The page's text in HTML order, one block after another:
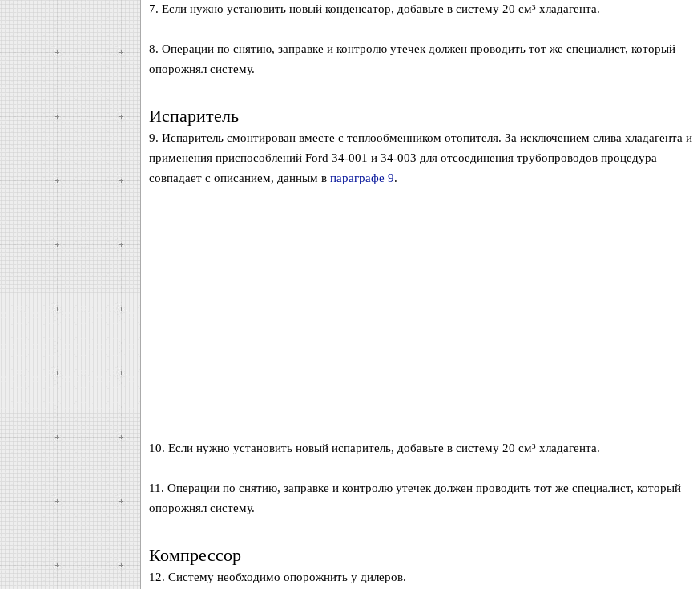
7. Если нужно установить новый конденсатор, добавьте в систему 20 см³ хладагента.
8. Операции по снятию, заправке и контролю утечек должен проводить тот же специалист, который
опорожнял систему.
Испаритель
9. Испаритель смонтирован вместе с теплообменником отопителя. За исключением слива хладагента и
применения приспособлений Ford 34-001 и 34-003 для отсоединения трубопроводов процедура
совпадает с описанием, данным в параграфе 9.
10. Если нужно установить новый испаритель, добавьте в систему 20 см³ хладагента.
11. Операции по снятию, заправке и контролю утечек должен проводить тот же специалист, который
опорожнял систему.
Компрессор
12. Систему необходимо опорожнить у дилеров.